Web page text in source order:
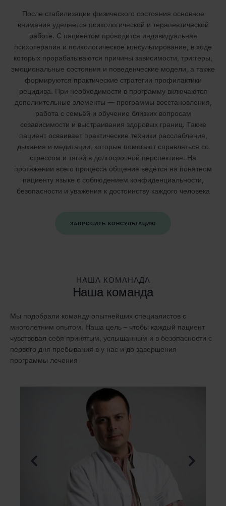
После стабилизации физического состояния основное
внимание уделяется психологической и терапевтической
работе. С пациентом проводится индивидуальная
психотерапия и психологическое консультирование, в ходе
которых прорабатываются причины зависимости, триггеры,
эмоциональные состояния и поведенческие модели, а также
формируются практические стратегии профилактики
рецидива. При необходимости в программу включаются
дополнительные элементы — программы восстановления,
работа с семьёй и обучение близких вопросам
созависимости и выстраивания здоровых границ. Также
пациент осваивает практические техники расслабления,
дыхания и медитации, которые помогают справляться со
стрессом и тягой в долгосрочной перспективе. На
протяжении всего процесса общение ведётся на понятном
пациенту языке с соблюдением конфиденциальности,
безопасности и уважения к достоинству каждого человека
ЗАПРОСИТЬ КОНСУЛЬТАЦИЮ
НАША КОМАНАДА
Наша команда
Мы подобрали команду опытнейших специалистов с
многолетним опытом. Наша цель – чтобы каждый пациент
чувствовал себя принятым, услышанным и в безопасности с
первого дня пребывания в у нас и до завершения
программы лечения